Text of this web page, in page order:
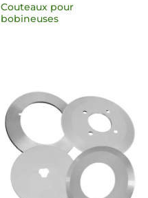
Couteaux pour
bobineuses